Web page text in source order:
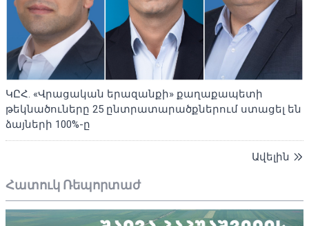
ԿԸՀ. «Վրացական երազանքի» քաղաքապետի
թեկնածուները 25 ընտրատարածքներում ստացել են
ձայների 100%-ը
Ավելին
Հատուկ Ռեպորտաժ